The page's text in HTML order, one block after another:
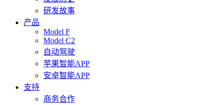
研发故事
产品
Model F
Model C2
自动驾驶
苹果智能APP
安卓智能APP
支持
商务合作